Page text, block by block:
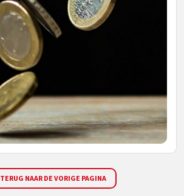
TERUG NAAR DE VORIGE PAGINA